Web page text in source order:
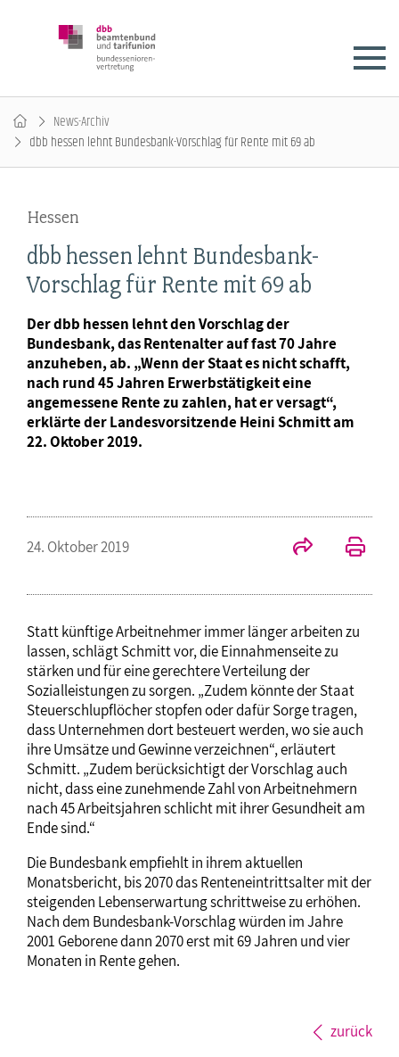
News-Archiv
dbb hessen lehnt Bundesbank-Vorschlag für Rente mit 69 ab
Hessen
dbb hessen lehnt Bundesbank-
Vorschlag für Rente mit 69 ab
Der dbb hessen lehnt den Vorschlag der
Bundesbank, das Rentenalter auf fast 70 Jahre
anzuheben, ab. „Wenn der Staat es nicht schafft,
nach rund 45 Jahren Erwerbstätigkeit eine
angemessene Rente zu zahlen, hat er versagt“,
erklärte der Landesvorsitzende Heini Schmitt am
22. Oktober 2019.
24. Oktober 2019
Statt künftige Arbeitnehmer immer länger arbeiten zu
lassen, schlägt Schmitt vor, die Einnahmenseite zu
stärken und für eine gerechtere Verteilung der
Sozialleistungen zu sorgen. „Zudem könnte der Staat
Steuerschlupflöcher stopfen oder dafür Sorge tragen,
dass Unternehmen dort besteuert werden, wo sie auch
ihre Umsätze und Gewinne verzeichnen“, erläutert
Schmitt. „Zudem berücksichtigt der Vorschlag auch
nicht, dass eine zunehmende Zahl von Arbeitnehmern
nach 45 Arbeitsjahren schlicht mit ihrer Gesundheit am
Ende sind.“
Die Bundesbank empfiehlt in ihrem aktuellen
Monatsbericht, bis 2070 das Renteneintrittsalter mit der
steigenden Lebenserwartung schrittweise zu erhöhen.
Nach dem Bundesbank-Vorschlag würden im Jahre
2001 Geborene dann 2070 erst mit 69 Jahren und vier
Monaten in Rente gehen.
zurück